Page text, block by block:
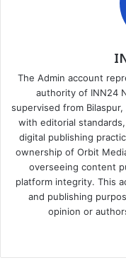
The Admin account
authority of INN24
supervised from
with editorial
digital publishing
ownership of Orbit
overseeing content
platform integrity. This
and publishing
opinion or